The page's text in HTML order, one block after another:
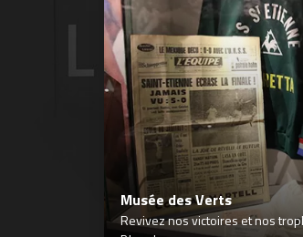
Musée des Verts
Revivez nos victoires et nos